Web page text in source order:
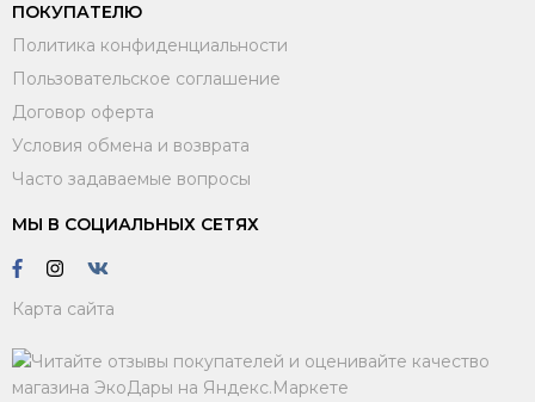
ПОКУПАТЕЛЮ
Политика конфиденциальности
Пользовательское соглашение
Договор оферта
Условия обмена и возврата
Часто задаваемые вопросы
МЫ В СОЦИАЛЬНЫХ СЕТЯХ
Карта сайта